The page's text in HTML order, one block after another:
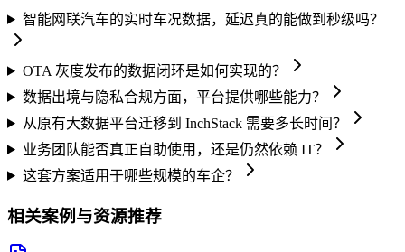
智能网联汽车的实时车况数据，延迟真的能做到秒级吗？
OTA 灰度发布的数据闭环是如何实现的？
数据出境与隐私合规方面，平台提供哪些能力？
从原有大数据平台迁移到 InchStack 需要多长时间？
业务团队能否真正自助使用，还是仍然依赖 IT？
这套方案适用于哪些规模的车企？
相关案例与资源推荐